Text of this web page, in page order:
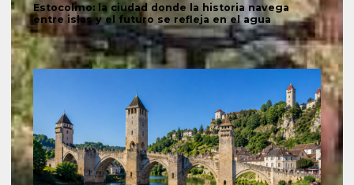
Estocolmo: la ciudad donde la historia navega
entre islas y el futuro se refleja en el agua